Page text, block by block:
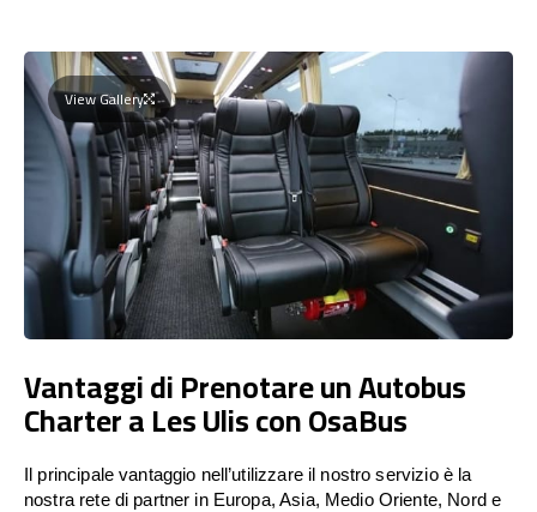
View Gallery
Vantaggi di Prenotare un Autobus
Charter a Les Ulis con OsaBus
Il principale vantaggio nell’utilizzare il nostro servizio è la
nostra rete di partner in Europa, Asia, Medio Oriente, Nord e